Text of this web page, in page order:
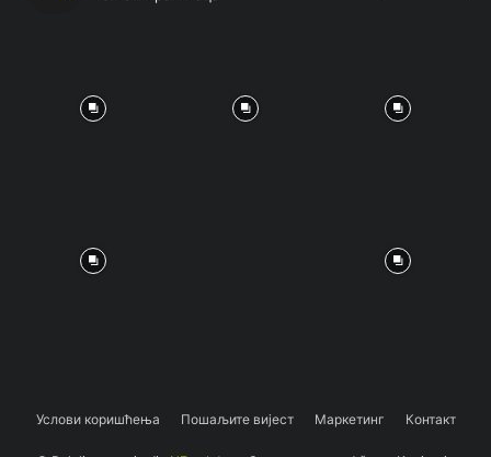
Услови коришћења Пошаљите вијест Маркетинг Контакт